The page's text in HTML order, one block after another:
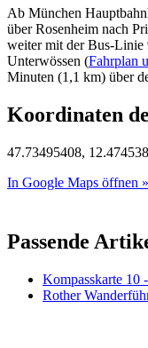
Ab München
über Rosenheim nach
weiter mit der Bus-Linie
Unterwössen (Fahrplan
Minuten (1,1 km) über
Koordinaten
47.73495408,
In Google Maps öffnen »
Passende
Kompasskarte 10
Rother